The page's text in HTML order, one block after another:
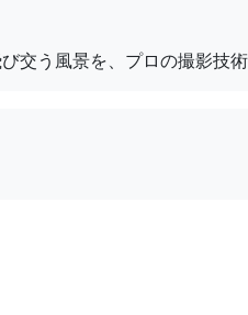
交う風景を、プロの撮影技